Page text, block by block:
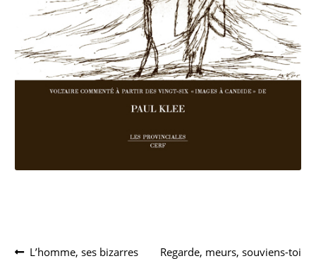
Navigation
Article
L’homme, ses bizarres
Article
Regarde, meurs, souviens-toi